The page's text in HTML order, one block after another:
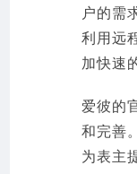
户的需
利用远
加快速
爱彼的
和完善
为表主